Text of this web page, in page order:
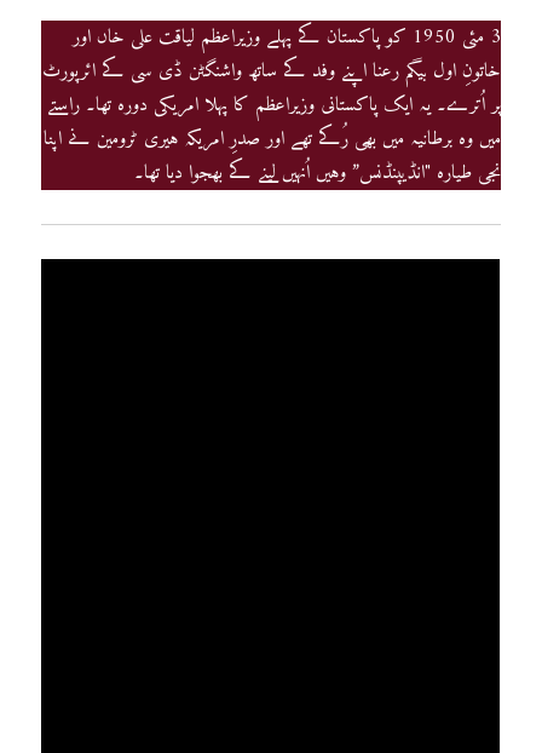
bo
ok
tt
er
ts
A
pp
ke
dI
n
e
e
3 مئی 1950 کو پاکستان کے پہلے وزیراعظم لیاقت علی خاں اور
خاتونِ اول بیگم رعنا اپنے وفد کے ساتھ واشنگٹن ڈی سی کے ائرپورٹ
پر اُترے۔ یہ ایک پاکستانی وزیراعظم کا پہلا امریکی دورہ تھا۔ راستے
میں وہ برطانیہ میں بھی رُکے تھے اور صدرِ امریکہ ہیری ٹرومین نے اپنا
نجی طیارہ "انڈیپنڈنس” وہیں اُنہیں لینے کے بھجوا دیا تھا۔